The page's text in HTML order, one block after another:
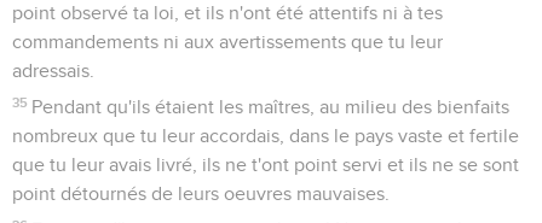
point observé ta loi, et ils n'ont été attentifs ni à tes
commandements ni aux avertissements que tu leur
adressais.
35 Pendant qu'ils étaient les maîtres, au milieu des bienfaits
nombreux que tu leur accordais, dans le pays vaste et fertile
que tu leur avais livré, ils ne t'ont point servi et ils ne se sont
point détournés de leurs oeuvres mauvaises.